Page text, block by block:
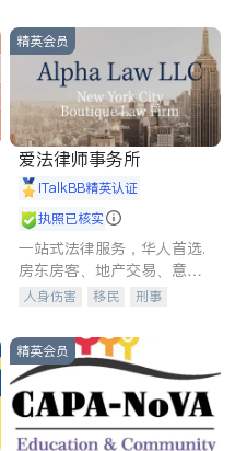
商铺租售
精英会员
爱法律师事务所
iTalkBB精英认证
执照已核实
一站式法律服务，华人首选.
房东房客、地产交易、意外
伤害、车祸重伤、商业诉
建筑合同、刑事案件全包办
人身伤害 移民
刑事
信托/遗嘱
商业
索赔
律师-其它 保释
精英会员